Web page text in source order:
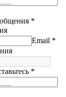
*
Email *
*